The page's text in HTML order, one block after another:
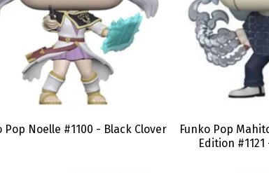
Pop Noelle #1100 - Black Clover
Funko Pop
Edition